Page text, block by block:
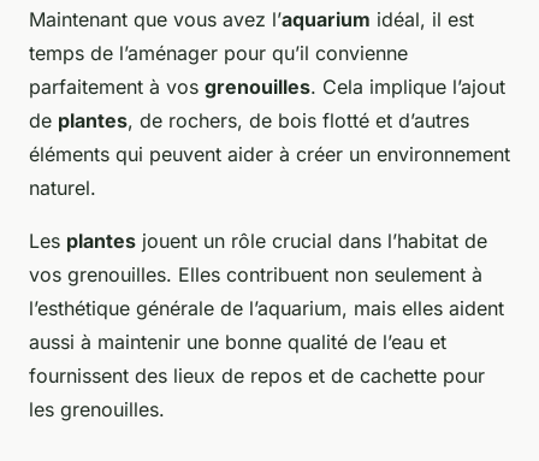
Maintenant que vous avez l’aquarium idéal, il est
temps de l’aménager pour qu’il convienne
parfaitement à vos grenouilles. Cela implique l’ajout
de plantes, de rochers, de bois flotté et d’autres
éléments qui peuvent aider à créer un environnement
naturel.
Les plantes jouent un rôle crucial dans l’habitat de
vos grenouilles. Elles contribuent non seulement à
l’esthétique générale de l’aquarium, mais elles aident
aussi à maintenir une bonne qualité de l’eau et
fournissent des lieux de repos et de cachette pour
les grenouilles.